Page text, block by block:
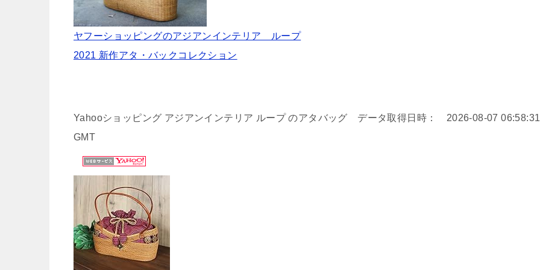
ヤフーショッピングのアジアンインテリア ループ
2021 新作アタ・バックコレクション
Yahooショッピング アジアンインテリア ループ のアタバッグ データ取得日時： 2026-08-07 06:58:31
GMT